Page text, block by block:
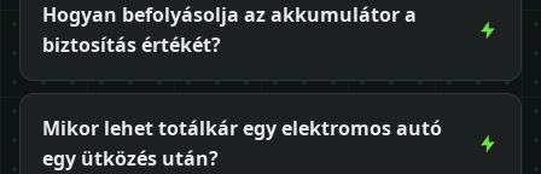
Hogyan befolyásolja az akkumulátor a
biztosítás értékét?
Mikor lehet totálkár egy elektromos autó
egy ütközés után?